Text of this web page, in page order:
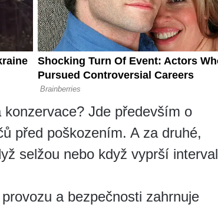
Jde především o
před poškozením. A za druhé,
selžou nebo když vyprší interval
a bezpečnosti zahrnuje